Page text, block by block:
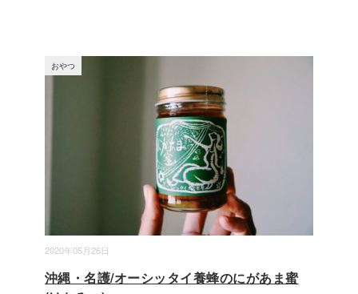
2020年05月26日
おやつ
沖縄・名護/オーシッタイ養蜂のにがあま蜜